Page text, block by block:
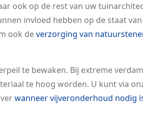
ook op de rest van uw
invloed hebben op de staat
ook deverzorging van
te bewaken. Bij extreme
te hoog worden. U kunt via
wanneer vijveronderhoud nodig